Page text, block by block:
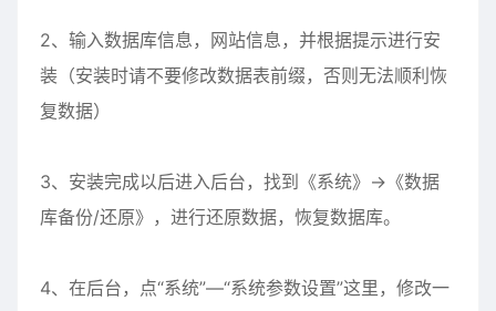
2、输入数据库信息，网站信息，并根据提示进行安
装（安装时请不要修改数据表前缀，否则无法顺利恢
复数据）
3、安装完成以后进入后台，找到《系统》->《数据
库备份/还原》，进行还原数据，恢复数据库。
4、在后台，点“系统”—“系统参数设置”这里，修改一